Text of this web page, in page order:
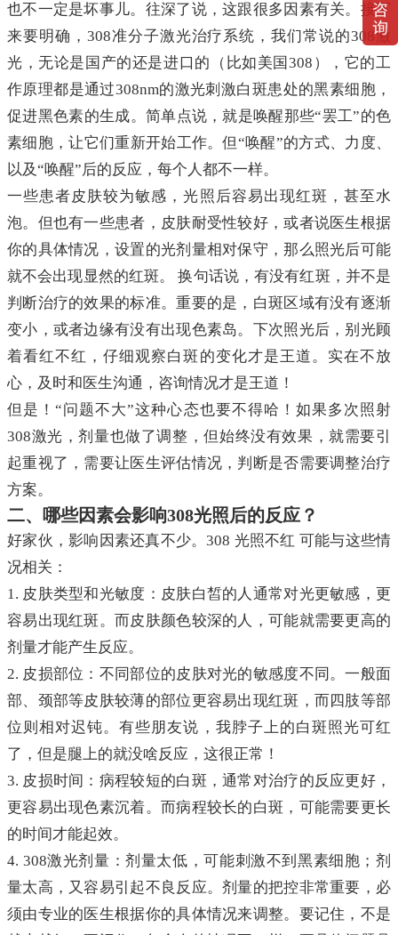
也不一定是坏事儿。往深了说，这跟很多因素有关。接下
来要明确，308准分子激光治疗系统，我们常说的308激
光，无论是国产的还是进口的（比如美国308），它的工
作原理都是通过308nm的激光刺激白斑患处的黑素细胞，
促进黑色素的生成。简单点说，就是唤醒那些“罢工”的色
素细胞，让它们重新开始工作。但“唤醒”的方式、力度、
以及“唤醒”后的反应，每个人都不一样。
一些患者皮肤较为敏感，光照后容易出现红斑，甚至水
泡。但也有一些患者，皮肤耐受性较好，或者说医生根据
你的具体情况，设置的光剂量相对保守，那么照光后可能
就不会出现显然的红斑。 换句话说，有没有红斑，并不是
判断治疗的效果的标准。重要的是，白斑区域有没有逐渐
变小，或者边缘有没有出现色素岛。下次照光后，别光顾
着看红不红，仔细观察白斑的变化才是王道。实在不放
心，及时和医生沟通，咨询情况才是王道！
但是！“问题不大”这种心态也要不得哈！如果多次照射
308激光，剂量也做了调整，但始终没有效果，就需要引
起重视了，需要让医生评估情况，判断是否需要调整治疗
方案。
二、哪些因素会影响308光照后的反应？
好家伙，影响因素还真不少。308 光照不红 可能与这些情
况相关：
1. 皮肤类型和光敏度：皮肤白皙的人通常对光更敏感，更
容易出现红斑。而皮肤颜色较深的人，可能就需要更高的
剂量才能产生反应。
2. 皮损部位：不同部位的皮肤对光的敏感度不同。一般面
部、颈部等皮肤较薄的部位更容易出现红斑，而四肢等部
位则相对迟钝。有些朋友说，我脖子上的白斑照光可红
了，但是腿上的就没啥反应，这很正常！
3. 皮损时间：病程较短的白斑，通常对治疗的反应更好，
更容易出现色素沉着。而病程较长的白斑，可能需要更长
的时间才能起效。
4. 308激光剂量：剂量太低，可能刺激不到黑素细胞；剂
量太高，又容易引起不良反应。剂量的把控非常重要，必
须由专业的医生根据你的具体情况来调整。要记住，不是